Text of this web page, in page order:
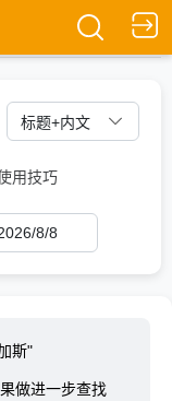
用技巧
斯"
做进一步查找